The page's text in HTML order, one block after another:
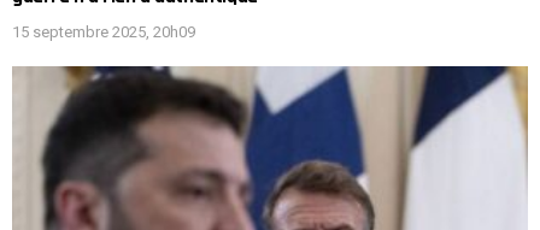
15 septembre 2025, 20h09